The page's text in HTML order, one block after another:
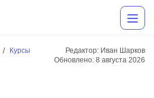
Курсы
Редактор: Иван Шарков
Обновлено: 8 августа 2026